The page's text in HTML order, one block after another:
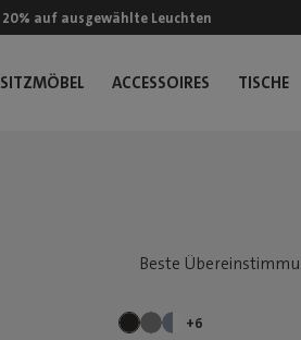
20% auf ausgewählte Leuchten
SITZMÖBEL ACCESSOIRES TISCHE
+6